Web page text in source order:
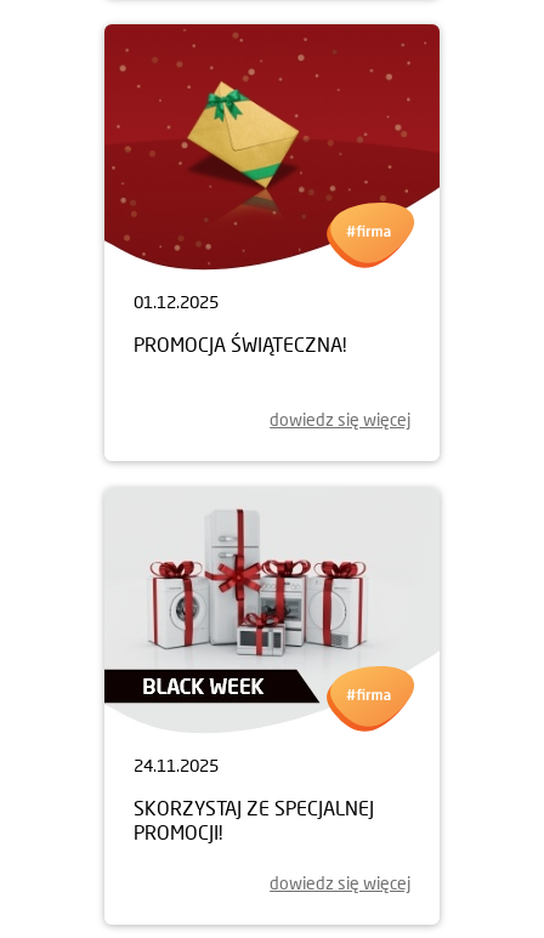
01.12.2025
PROMOCJA ŚWIĄTECZNA!
dowiedz się więcej
24.11.2025
SKORZYSTAJ ZE SPECJALNEJ
PROMOCJI!
dowiedz się więcej